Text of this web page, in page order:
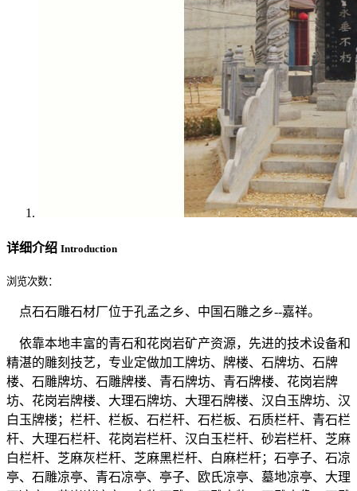
详细介绍 Introduction
浏览次数：
点石石雕石材厂位于孔孟之乡、中国石雕之乡--嘉祥。
依靠本地丰富的青石和花岗岩矿产资源，先进的技术设备和
精湛的雕刻技艺，专业定做加工牌坊、牌楼、石牌坊、石牌
楼、石雕牌坊、石雕牌楼、青石牌坊、青石牌楼、花岗岩牌
坊、花岗岩牌楼、大理石牌坊、大理石牌楼、汉白玉牌坊、汉
白玉牌楼；栏杆、栏板、石栏杆、石栏板、石质栏杆、青石栏
杆、大理石栏杆、花岗岩栏杆、汉白玉栏杆、砂岩栏杆、芝麻
白栏杆、芝麻灰栏杆、芝麻黑栏杆、白麻栏杆；石亭子、石凉
亭、石雕凉亭、青石凉亭、亭子、欧氏凉亭、墓地凉亭、大理